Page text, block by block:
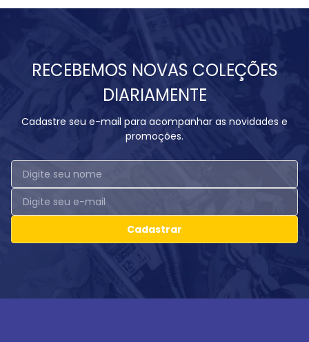
RECEBEMOS NOVAS COLEÇÕES
DIARIAMENTE
Cadastre seu e-mail para acompanhar as novidades e
promoções.
Cadastrar